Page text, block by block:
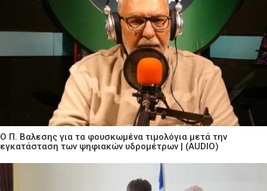
Ο Π. Βαλεσης για τα φουσκωμένα τιμολόγια μετά την
εγκατάσταση των ψηφιακών υδρομέτρων | (AUDIO)